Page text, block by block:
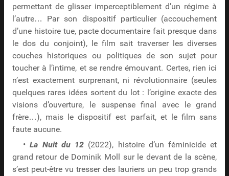
permettant de glisser imperceptiblement d’un régime à
l’autre… Par son dispositif particulier (accouchement
d’une histoire tue, pacte documentaire fait presque dans
le dos du conjoint), le film sait traverser les diverses
couches historiques ou politiques de son sujet pour
toucher à l’intime, et se rendre émouvant. Certes, rien ici
n’est exactement surprenant, ni révolutionnaire (seules
quelques rares idées sortent du lot : l’origine exacte des
visions d’ouverture, le suspense final avec le grand
frère…), mais le dispositif est parfait, et le film sans
faute aucune.
•La Nuit du 12 (2022), histoire d’un féminicide et
grand retour de Dominik Moll sur le devant de la scène,
s’est peut-être vu tresser des lauriers un peu trop grands